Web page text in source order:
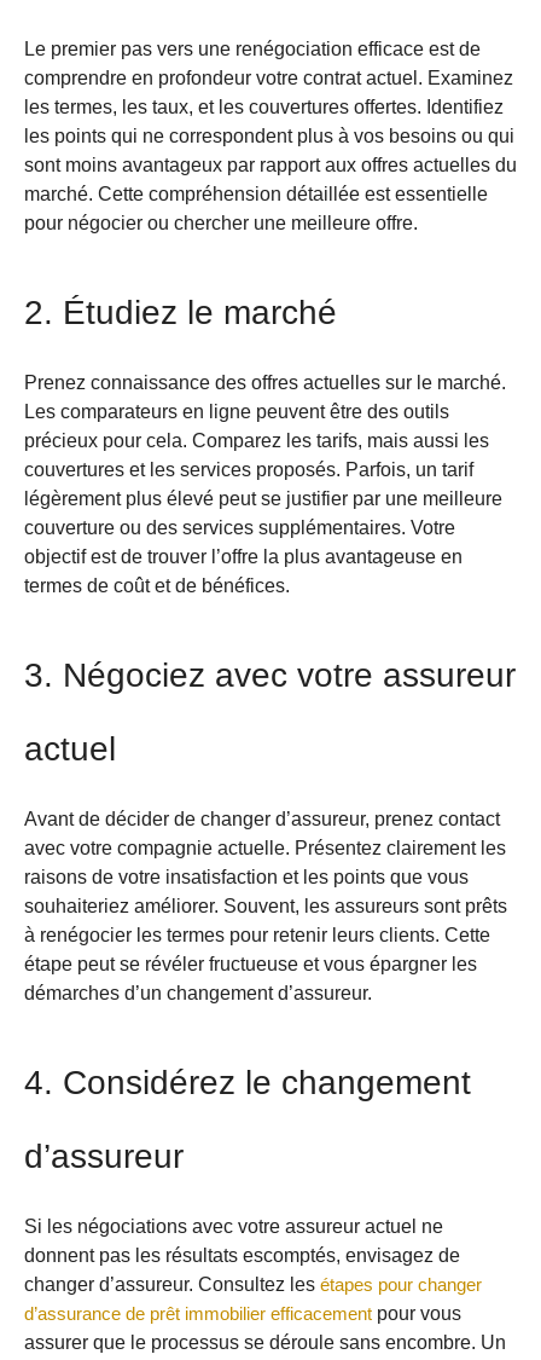
Le premier pas vers une renégociation efficace est de
comprendre en profondeur votre contrat actuel. Examinez
les termes, les taux, et les couvertures offertes. Identifiez
les points qui ne correspondent plus à vos besoins ou qui
sont moins avantageux par rapport aux offres actuelles du
marché. Cette compréhension détaillée est essentielle
pour négocier ou chercher une meilleure offre.
2. Étudiez le marché
Prenez connaissance des offres actuelles sur le marché.
Les comparateurs en ligne peuvent être des outils
précieux pour cela. Comparez les tarifs, mais aussi les
couvertures et les services proposés. Parfois, un tarif
légèrement plus élevé peut se justifier par une meilleure
couverture ou des services supplémentaires. Votre
objectif est de trouver l’offre la plus avantageuse en
termes de coût et de bénéfices.
3. Négociez avec votre assureur
actuel
Avant de décider de changer d’assureur, prenez contact
avec votre compagnie actuelle. Présentez clairement les
raisons de votre insatisfaction et les points que vous
souhaiteriez améliorer. Souvent, les assureurs sont prêts
à renégocier les termes pour retenir leurs clients. Cette
étape peut se révéler fructueuse et vous épargner les
démarches d’un changement d’assureur.
4. Considérez le changement
d’assureur
Si les négociations avec votre assureur actuel ne
donnent pas les résultats escomptés, envisagez de
changer d’assureur. Consultez les étapes pour changer
d’assurance de prêt immobilier efficacement pour vous
assurer que le processus se déroule sans encombre. Un